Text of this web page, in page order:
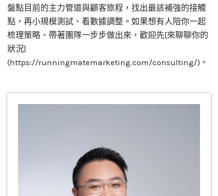
盤點目前的主力管道與顧客旅程，找出最該補強的接觸
點，再小規模測試、看數據調整。如果想有人陪你一起
梳理策略、帶著團隊一步步做出來，歡迎先[來聊聊你的
狀況]
(https://runningmatemarketing.com/consulting/)。